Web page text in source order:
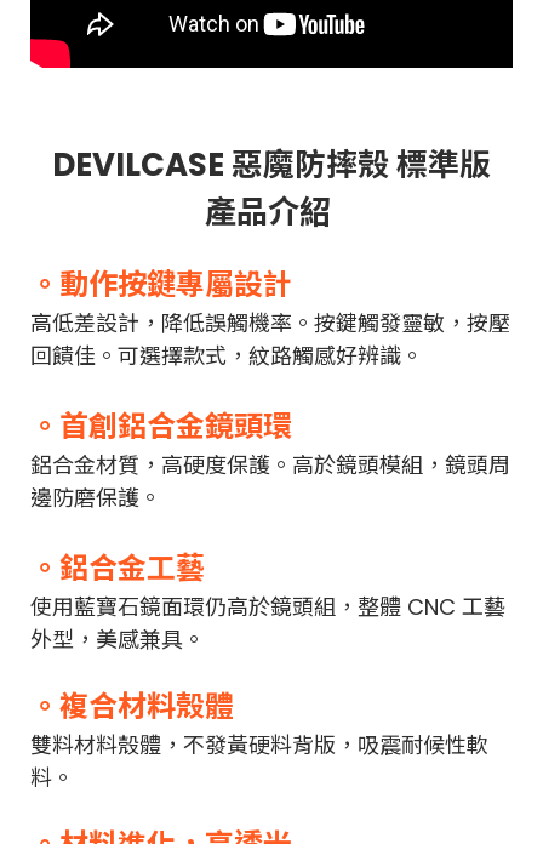
DEVILCASE 惡魔防摔殼 標準版
產品介紹
。動作按鍵專屬設計
高低差設計，降低誤觸機率。按鍵觸發靈敏，按壓
回饋佳。可選擇款式，紋路觸感好辨識。
。首創鋁合金鏡頭環
鋁合金材質，高硬度保護。高於鏡頭模組，鏡頭周
邊防磨保護。
。鋁合金工藝
使用藍寶石鏡面環仍高於鏡頭組，整體 CNC 工藝
外型，美感兼具。
。複合材料殼體
雙料材料殼體，不發黃硬料背版，吸震耐候性軟
料。